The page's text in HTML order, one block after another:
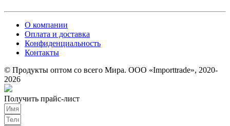
О компании
Оплата и доставка
Конфиденциальность
Контакты
© Продукты оптом со всего Мира. ООО «Importtrade», 2020-
2026
Получить прайс-лист